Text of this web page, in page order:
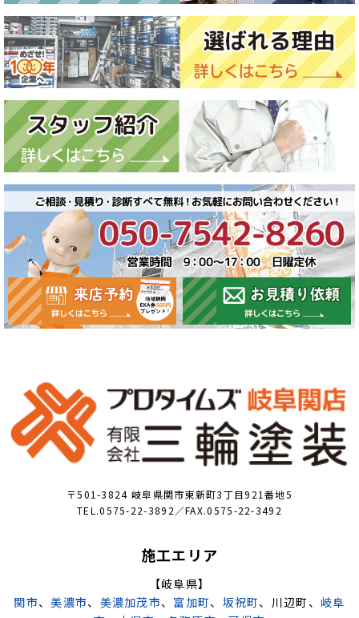
〒501-3824 岐阜県関市東新町3丁目921番地5
TEL.0575-22-3892／FAX.0575-22-3492
施工エリア
【岐阜県】
関市、美濃市、 美濃加茂市、 富加町、 坂祝町、川辺町、 岐阜